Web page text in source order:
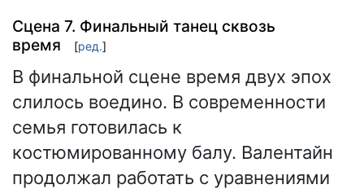
Сцена 7. Финальный танец сквозь
время
[ред.]
В финальной сцене время двух эпох
слилось воедино. В современности
семья готовилась к
костюмированному балу. Валентайн
продолжал работать с уравнениями